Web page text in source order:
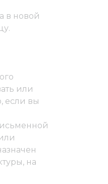
в новой
или
если вы
на